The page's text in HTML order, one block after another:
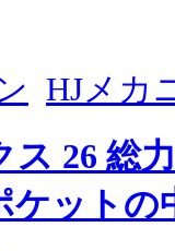
HJメカ
ス 26 総
ケットの